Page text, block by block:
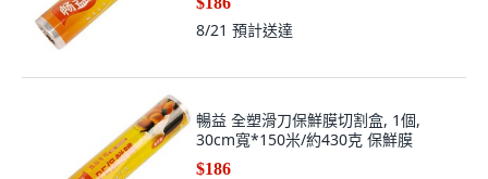
8/21 預計送達
暢益 全塑滑刀保鮮膜切割盒, 1個,
30cm寬*150米/約430克 保鮮膜
$186